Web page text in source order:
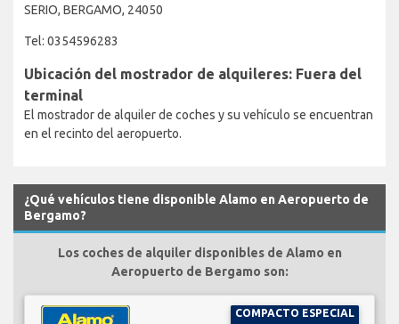
SERIO, BERGAMO, 24050
Tel: 0354596283
Ubicación del mostrador de alquileres: Fuera del
terminal
El mostrador de alquiler de coches y su vehículo se encuentran
en el recinto del aeropuerto.
¿Qué vehículos tiene disponible Alamo en Aeropuerto de
Bergamo?
Los coches de alquiler disponibles de Alamo en
Aeropuerto de Bergamo son:
COMPACTO ESPECIAL